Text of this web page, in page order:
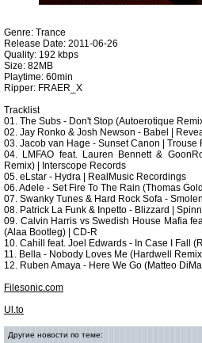
Genre: Trance
Release Date: 2011-06-26
Quality: 192 kbps
Size: 82MB
Playtime: 60min
Ripper: FRAER_X
Tracklist
01. The Subs - Don't Stop (Autoerotique
02. Jay Ronko & Josh Newson - Babel |
03. Jacob van Hage - Sunset Canon | Trouse
04. LMFAO feat. Lauren Bennett &
Remix) | Interscope Records
05. eLstar - Hydra | RealMusic Recordings
06. Adele - Set Fire To The Rain (Thomas
07. Swanky Tunes & Hard Rock Sofa -
08. Patrick La Funk & Inpetto - Blizzard |
09. Calvin Harris vs Swedish House Mafia
(Alaa Bootleg) | CD-R
10. Cahill feat. Joel Edwards - In Case I Fall
11. Bella - Nobody Loves Me (Hardwell
12. Ruben Amaya - Here We Go (Matteo
Filesonic.com
Ul.to
Другие новости по теме: